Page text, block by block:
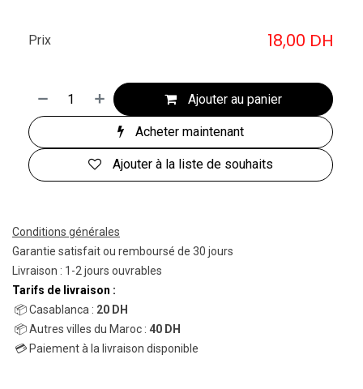
Ajouter au panier
Acheter maintenant
Ajouter à la liste de souhaits
Prix 18,00 DH
Conditions générales
Garantie satisfait ou remboursé de 30 jours
Livraison : 1-2 jours ouvrables
Tarifs de livraison :
📦 Casablanca : 20 DH
📦 Autres villes du Maroc : 40 DH
💳 Paiement à la livraison disponible